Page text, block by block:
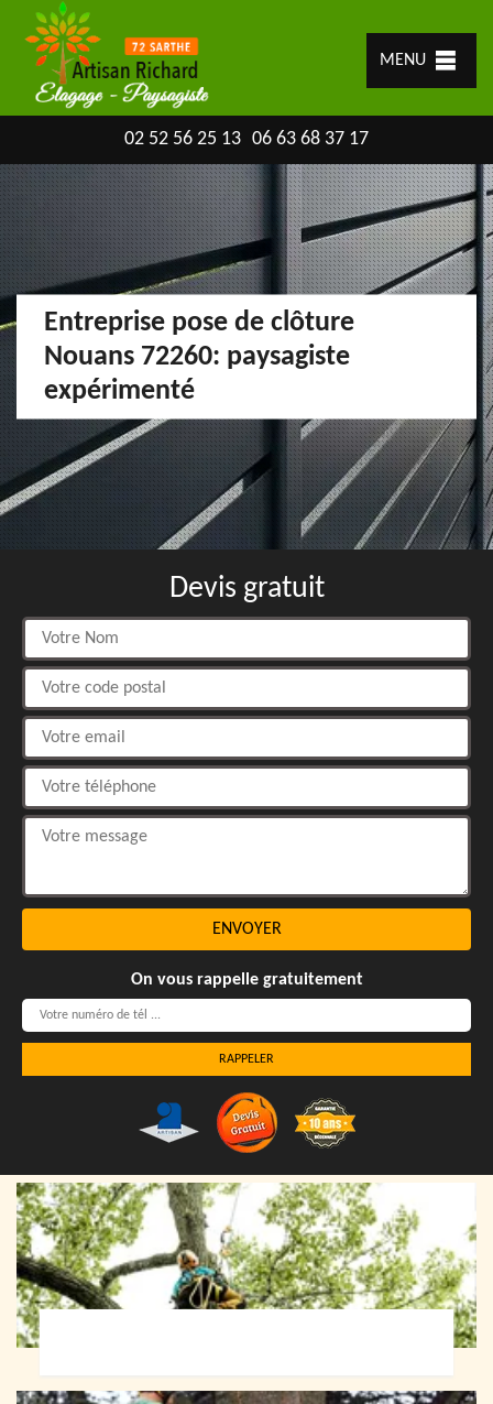
MENU
02 52 56 25 13 06 63 68 37 17
Entreprise pose de clôture
Nouans 72260: paysagiste
expérimenté
Devis gratuit
On vous rappelle gratuitement